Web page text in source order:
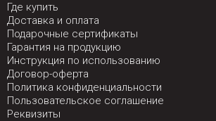
Где купить
Доставка и оплата
Подарочные сертификаты
Гарантия на продукцию
Инструкция по использованию
Договор-оферта
Политика конфиденциальности
Пользовательское соглашение
Реквизиты